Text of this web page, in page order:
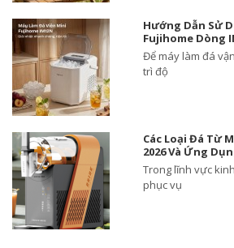
Hướng Dẫn Sử
Fujihome Dòng
Để máy làm đá
trì độ
Các Loại Đá Từ
2026 Và Ứng
Trong lĩnh vực
phục vụ